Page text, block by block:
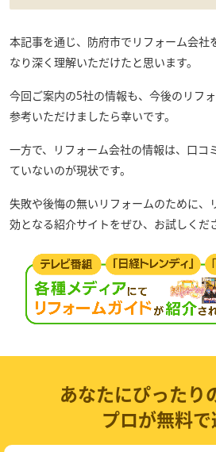
本記事を通じ、防府市でリフォーム会社
なり深く理解いただけたと思います。
今回ご案内の5社の情報も、今後のリフ
参考いただけましたら幸いです。
一方で、リフォーム会社の情報は、口コ
ていないのが現状です。
失敗や後悔の無いリフォームのために、
効となる紹介サイトをぜひ、お試しくだ
あなたにぴったり
プロが無料